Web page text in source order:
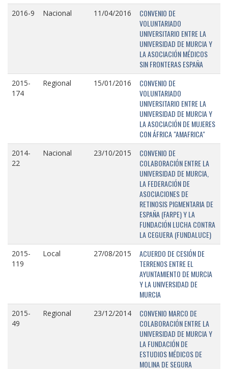
2016-9 Nacional 11/04/2016
CONVENIO DE
VOLUNTARIADO
UNIVERSITARIO ENTRE LA
UNIVERSIDAD DE MURCIA Y
LA ASOCIACIÓN MÉDICOS
SIN FRONTERAS ESPAÑA
2015-
174
Regional 15/01/2016
CONVENIO DE
VOLUNTARIADO
UNIVERSITARIO ENTRE LA
UNIVERSIDAD DE MURCIA Y
LA ASOCIACIÓN DE MUJERES
CON ÁFRICA "AMAFRICA"
2014-
22
Nacional 23/10/2015
CONVENIO DE
COLABORACIÓN ENTRE LA
UNIVERSIDAD DE MURCIA,
LA FEDERACIÓN DE
ASOCIACIONES DE
RETINOSIS PIGMENTARIA DE
ESPAÑA (FARPE) Y LA
FUNDACIÓN LUCHA CONTRA
LA CEGUERA (FUNDALUCE)
2015-
119
Local 27/08/2015
ACUERDO DE CESIÓN DE
TERRENOS ENTRE EL
AYUNTAMIENTO DE MURCIA
Y LA UNIVERSIDAD DE
MURCIA
2015-
49
Regional 23/12/2014
CONVENIO MARCO DE
COLABORACIÓN ENTRE LA
UNIVERSIDAD DE MURCIA Y
LA FUNDACIÓN DE
ESTUDIOS MÉDICOS DE
MOLINA DE SEGURA